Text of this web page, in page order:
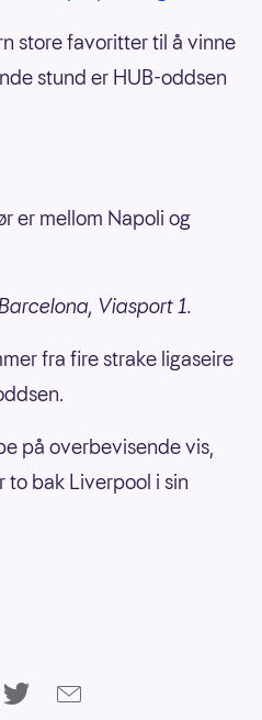
store favoritter til å vinne
stund er HUB-oddsen
er mellom Napoli og
Viasport 1.
fra fire strake ligaseire
på overbevisende vis,
to bak Liverpool i sin